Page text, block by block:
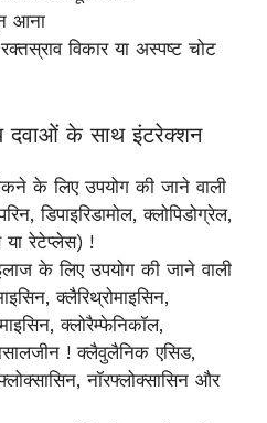
आना
विकार या अस्पष्ट चोट
दवाओं के साथ इंटरेक्शन
के लिए उपयोग की जाने वाली
डिपाइरिडामोल, क्लोपिडोग्रेल,
या रेटेप्लेस) !
के लिए उपयोग की जाने वाली
क्लैरिथ्रोमाइसिन,
क्लोरैम्फेनिकॉल,
! क्लैवुलैनिक एसिड,
नॉरफ्लोक्सासिन और